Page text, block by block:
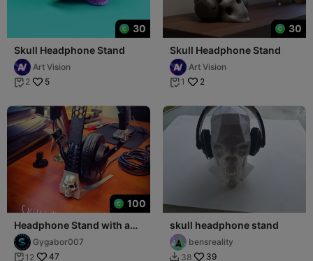
30
Skull Headphone Stand
Art Vision
 2 5
30
Skull Headphone Stand
Art Vision
 1 2
100
Headphone Stand with a
SkullGygabor007
 12 47
skull headphone stand
bensreality
 38 39